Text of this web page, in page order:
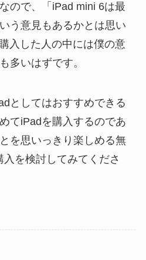
ので、「iPad mini 6は最
う意見もあるかとは思い
入した人の中には僕の意
多いはずです。
としてはおすすめできる
てiPadを購入するのであ
を思いっきり楽しめる無
を検討してみてくださ